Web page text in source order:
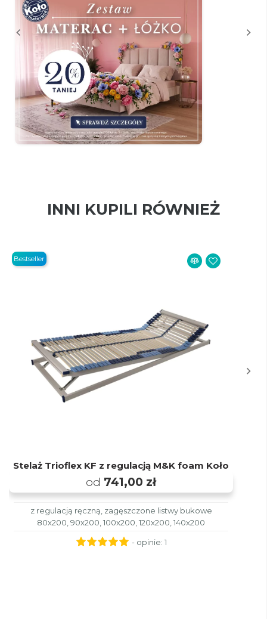
INNI KUPILI RÓWNIEŻ
Stelaż Trioflex KF z regulacją M&K foam Koło
od 741,00 zł
z regulacją ręczną, zagęszczone listwy bukowe
80x200, 90x200, 100x200, 120x200, 140x200
Bestseller
- opinie: 1